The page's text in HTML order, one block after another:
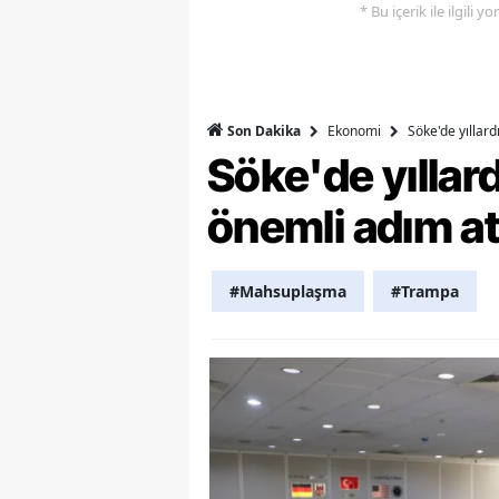
* Bu içerik ile ilgili
Son Dakika Ekonomi Söke'de
Söke'de
önemli adım
#Mahsuplaşma #Trampa